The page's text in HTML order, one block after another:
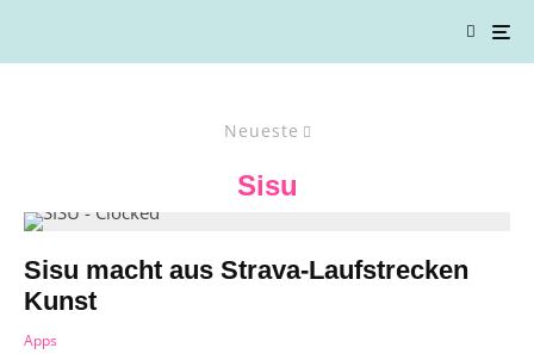
Neueste
Sisu
Sisu macht aus Strava-Laufstrecken
Kunst
Apps